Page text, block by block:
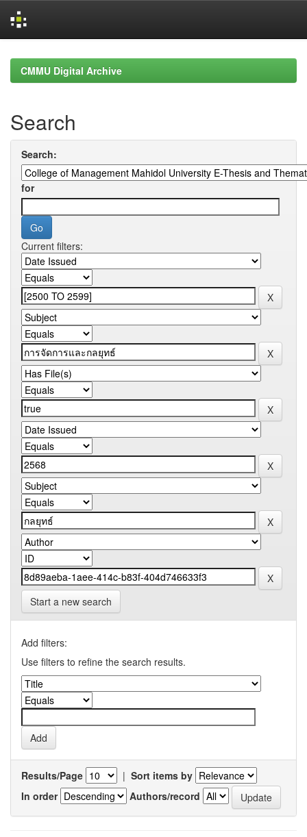
navigationCMMU Digital Archive
Search
Search:
for
Current filters:
Start a new search
Add filters:
Use filters to refine the search results.
Results/Page | Sort items by
In order
Authors/record